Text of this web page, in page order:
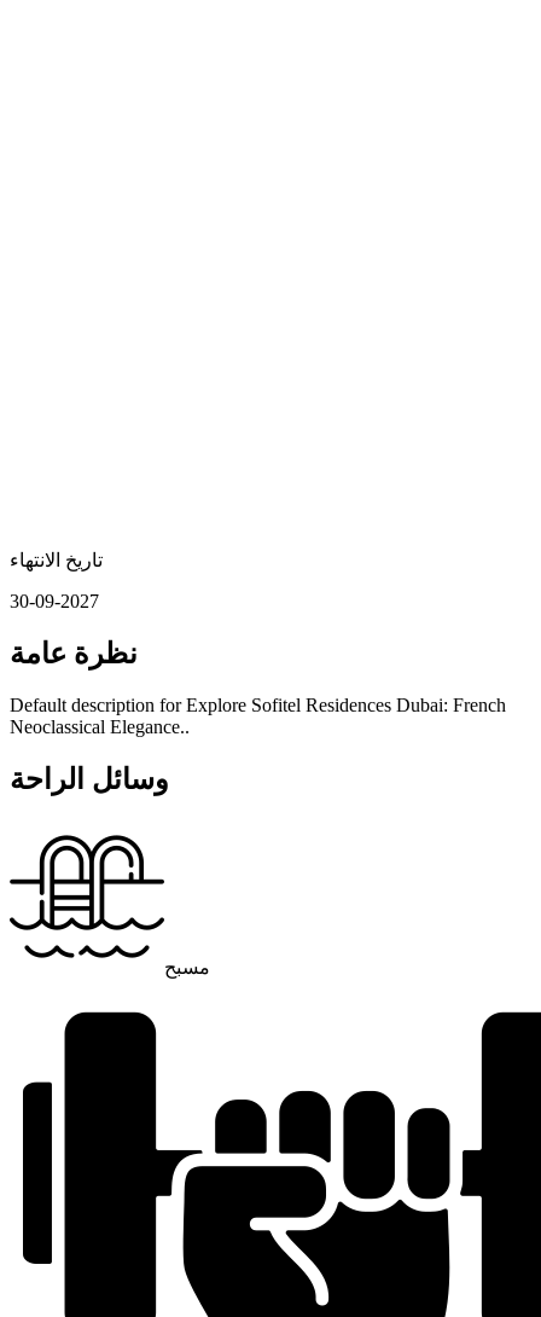
تاريخ الانتهاء
30-09-2027
نظرة عامة
Default description for Explore Sofitel Residences Dubai: French
Neoclassical Elegance..
وسائل الراحة
مسبح